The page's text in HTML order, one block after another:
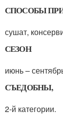
СПОСОБЫ
сушат,
СЕЗОН
июнь –
СЪЕДОБНЫ,
2-й категории.